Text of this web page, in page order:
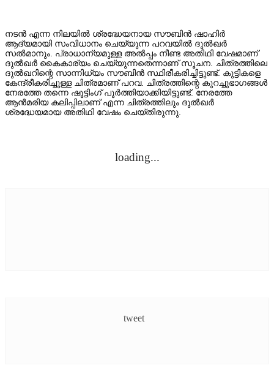
OTHER LANGUAGE
PICTUREZONE
SOUTH INDIAN
STARBYTES
നടന്‍ എന്ന നിലയില്‍ ശ്രദ്ധേയനായ സൗബിന്‍ ഷാഹിര്‍
ആദ്യമായി സംവിധാനം ചെയ്യുന്ന പറവയില്‍ ദുല്‍ഖര്‍
സല്‍മാനും. പ്രാധാന്യമുള്ള അല്‍പ്പം നീണ്ട അതിഥി വേഷമാണ്
ദുല്‍ഖര്‍ കൈകാര്യം ചെയ്യുന്നതെന്നാണ് സൂചന. ചിത്രത്തിലെ
ദുല്‍ഖറിന്റെ സാന്നിധ്യം സൗബിന്‍ സ്ഥിരീകരിച്ചിട്ടുണ്ട്. കുട്ടികളെ
കേന്ദ്രീകരിച്ചുള്ള ചിത്രമാണ് പറവ. ചിത്രത്തിന്റെ കുറച്ചുഭാഗങ്ങള്‍
നേരത്തേ തന്നെ ഷൂട്ടിംഗ് പൂര്‍ത്തിയാക്കിയിട്ടുണ്ട്. നേരത്തേ
ആന്‍മരിയ കലിപ്പിലാണ് എന്ന ചിത്രത്തിലും ദുല്‍ഖര്‍
ശ്രദ്ധേയമായ അതിഥി വേഷം ചെയ്തിരുന്നു.
loading...
tweet